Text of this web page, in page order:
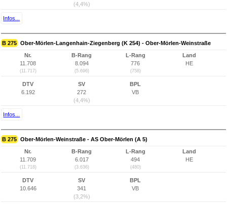
(4,4%)
Infos...
B 275 Ober-Mörlen-Langenhain-Ziegenberg (K 254) - Ober-Mörlen-Weinstraße
Nr.
11.708
(11.717)
B-Rang
8.094
(5.696)
L-Rang
776
(758)
Land
HE
DTV
6.192
SV
272
(4,4%)
BPL
VB
Infos...
B 275 Ober-Mörlen-Weinstraße - AS Ober-Mörlen (A 5)
Nr.
11.709
(11.718)
B-Rang
6.017
(3.636)
L-Rang
494
(480)
Land
HE
DTV
10.646
SV
341
(3,2%)
BPL
VB